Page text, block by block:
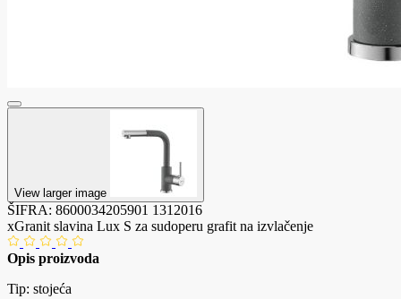
View larger image
ŠIFRA: 8600034205901 1312016
xGranit slavina Lux S za sudoperu grafit na izvlačenje
Opis proizvoda
Tip: stojeća